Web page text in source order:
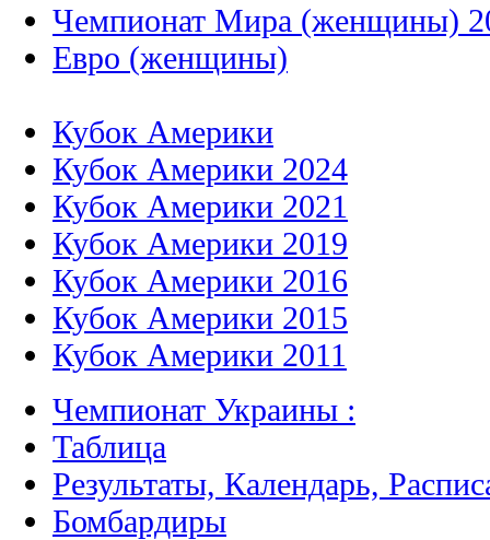
Чемпионат Мира (женщины)
Евро (женщины)
Кубок Америки
Кубок Америки 2024
Кубок Америки 2021
Кубок Америки 2019
Кубок Америки 2016
Кубок Америки 2015
Кубок Америки 2011
Чемпионат Украины :
Таблица
Результаты, Календарь,
Бомбардиры